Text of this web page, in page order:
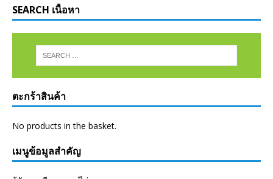
SEARCH เนื้อหา
ตะกร้าสินค้า
No products in the basket.
เมนูข้อมูลสำคัญ